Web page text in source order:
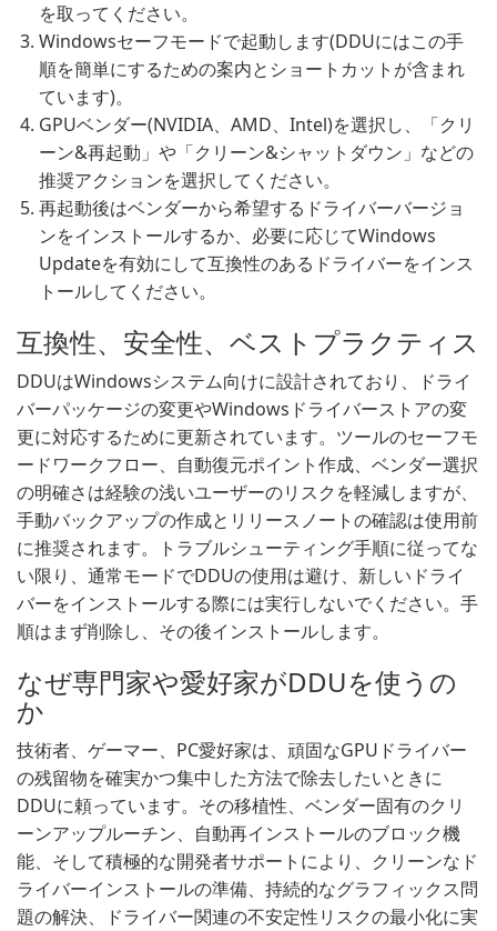
を取ってください。
Windowsセーフモードで起動します(DDUにはこの手
順を簡単にするための案内とショートカットが含まれ
ています)。
GPUベンダー(NVIDIA、AMD、Intel)を選択し、「クリ
ーン&再起動」や「クリーン&シャットダウン」などの
推奨アクションを選択してください。
再起動後はベンダーから希望するドライバーバージョ
ンをインストールするか、必要に応じてWindows
Updateを有効にして互換性のあるドライバーをインス
トールしてください。
互換性、安全性、ベストプラクティス
DDUはWindowsシステム向けに設計されており、ドライ
バーパッケージの変更やWindowsドライバーストアの変
更に対応するために更新されています。ツールのセーフモ
ードワークフロー、自動復元ポイント作成、ベンダー選択
の明確さは経験の浅いユーザーのリスクを軽減しますが、
手動バックアップの作成とリリースノートの確認は使用前
に推奨されます。トラブルシューティング手順に従ってな
い限り、通常モードでDDUの使用は避け、新しいドライ
バーをインストールする際には実行しないでください。手
順はまず削除し、その後インストールします。
なぜ専門家や愛好家がDDUを使うの
か
技術者、ゲーマー、PC愛好家は、頑固なGPUドライバー
の残留物を確実かつ集中した方法で除去したいときに
DDUに頼っています。その移植性、ベンダー固有のクリ
ーンアップルーチン、自動再インストールのブロック機
能、そして積極的な開発者サポートにより、クリーンなド
ライバーインストールの準備、持続的なグラフィックス問
題の解決、ドライバー関連の不安定性リスクの最小化に実